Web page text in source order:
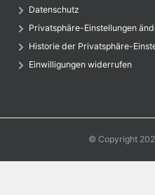
Datenschutz
Privatsphäre-Einstellungen
Historie der Privatsphäre-
Einwilligungen widerrufen
© Copyright